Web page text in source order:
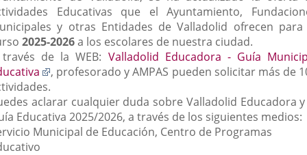
Educativas que el Ayuntamiento,
y otras Entidades de Valladolid ofrecen para
2025-2026a los escolares de nuestra ciudad.
de la WEB: Valladolid Educadora - Guía
Enlace
una
aplicación
externa.
, profesorado y AMPAS pueden solicitar más de
aclarar cualquier duda sobre Valladolid Educadora
Educativa 2025/2026, a través de los siguientes medios:
Municipal de Educación, Centro de Programas